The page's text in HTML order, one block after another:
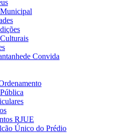
Convida
RJUE
Único do Prédio